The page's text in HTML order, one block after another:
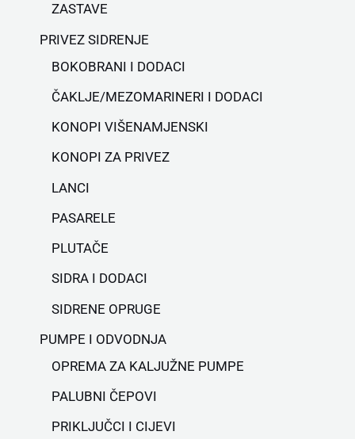
ZASTAVE
PRIVEZ SIDRENJE
BOKOBRANI I DODACI
ČAKLJE/MEZOMARINERI I DODACI
KONOPI VIŠENAMJENSKI
KONOPI ZA PRIVEZ
LANCI
PASARELE
PLUTAČE
SIDRA I DODACI
SIDRENE OPRUGE
PUMPE I ODVODNJA
OPREMA ZA KALJUŽNE PUMPE
PALUBNI ČEPOVI
PRIKLJUČCI I CIJEVI